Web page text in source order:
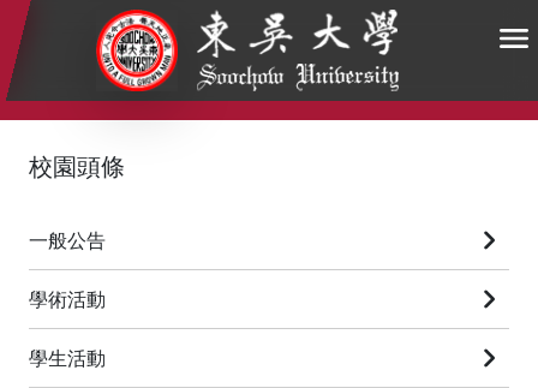
:::
校園頭條
一般公告
學術活動
學生活動